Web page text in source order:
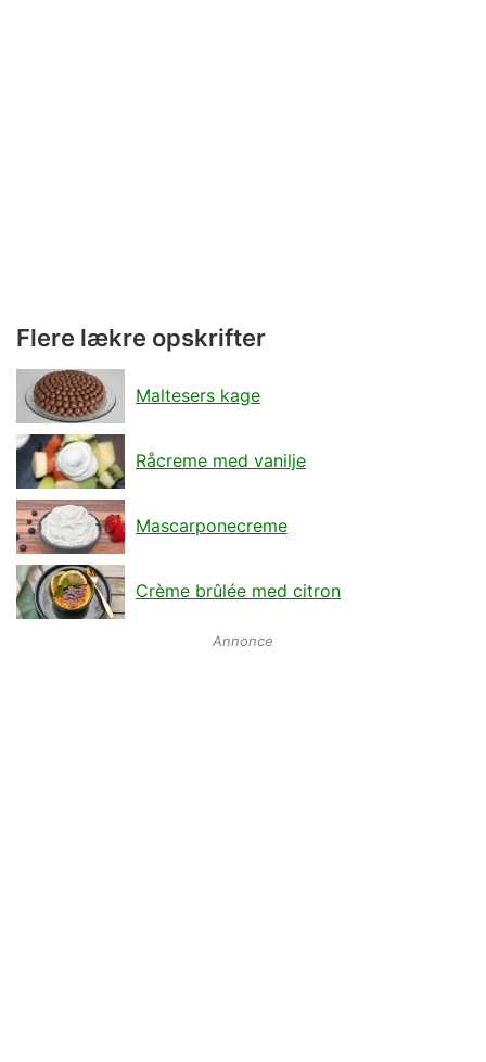
Flere lækre opskrifter
Maltesers kage
Råcreme med vanilje
Mascarponecreme
Crème brûlée med citron
Annonce